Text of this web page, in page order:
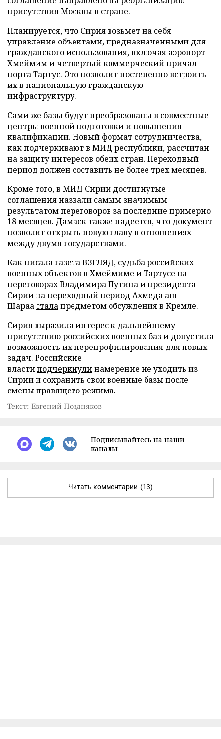
присутствия Москвы в стране.
Планируется, что Сирия возьмет на себя
управление объектами, предназначенными для
гражданского использования, включая аэропорт
Хмеймим и четвертый коммерческий причал
порта Тартус. Это позволит постепенно встроить
их в национальную гражданскую
инфраструктуру.
Сами же базы будут преобразованы в совместные
центры военной подготовки и повышения
квалификации. Новый формат сотрудничества,
как подчеркивают в МИД республики, рассчитан
на защиту интересов обеих стран. Переходный
период должен составить не более трех месяцев.
Кроме того, в МИД Сирии достигнутые
соглашения назвали самым значимым
результатом переговоров за последние примерно
18 месяцев. Дамаск также надеется, что документ
позволит открыть новую главу в отношениях
между двумя государствами.
Как писала газета ВЗГЛЯД, судьба российских
военных объектов в Хмеймиме и Тартусе на
переговорах Владимира Путина и президента
Сирии на переходный период Ахмеда аш-
Шараа сталапредметом обсуждения в Кремле.
Сириявыразилаинтерес к дальнейшему
присутствию российских военных баз и допустила
возможность их перепрофилирования для новых
задач. Российские
властиподчеркнулинамерение не уходить из
Сирии и сохранить свои военные базы после
смены правящего режима.
Текст: Евгений Поздняков
Подписывайтесь на наши
каналы
Читать комментарии (13)